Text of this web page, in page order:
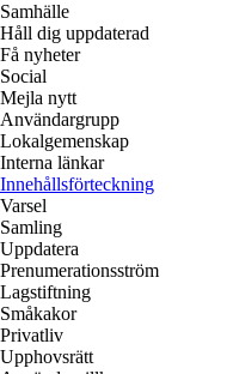
Samhälle
Håll dig uppdaterad
Få nyheter
Social
Mejla nytt
Användargrupp
Lokalgemenskap
Interna länkar
Innehållsförteckning
Varsel
Samling
Uppdatera
Prenumerationsström
Lagstiftning
Småkakor
Privatliv
Upphovsrätt